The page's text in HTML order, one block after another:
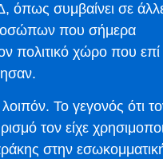
όπως συμβαίνει σε
που σήμερα
πολιτικό χώρο που επί
λοιπόν. Το γεγονός ότι
τον είχε
στην